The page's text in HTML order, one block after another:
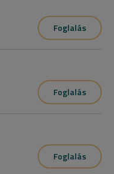
Foglalás
Foglalás
Foglalás